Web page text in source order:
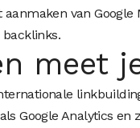
aanmaken van
backlinks.
meet
Google Analytics